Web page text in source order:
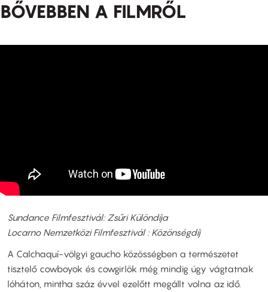
BŐVEBBEN A FILMRŐL
Sundance Filmfesztivál: Zsűri Különdíja
Locarno Nemzetközi Filmfesztivál : Közönségdíj
A Calchaquí-völgyi gaucho közösségben a természetet
tisztelő cowboyok és cowgirlök még mindig úgy vágtatnak
lóháton, mintha száz évvel ezelőtt megállt volna az idő.